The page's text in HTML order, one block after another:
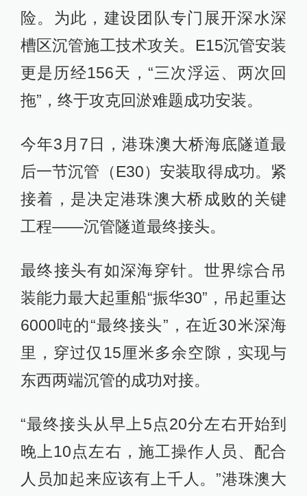
险。为此，建设团队专门展开深水深
槽区沉管施工技术攻关。E15沉管安装
更是历经156天，“三次浮运、两次回
拖”，终于攻克回淤难题成功安装。
今年3月7日，港珠澳大桥海底隧道最
后一节沉管（E30）安装取得成功。紧
接着，是决定港珠澳大桥成败的关键
工程——沉管隧道最终接头。
最终接头有如深海穿针。世界综合吊
装能力最大起重船“振华30”，吊起重达
6000吨的“最终接头”，在近30米深海
里，穿过仅15厘米多余空隙，实现与
东西两端沉管的成功对接。
“最终接头从早上5点20分左右开始到
晚上10点左右，施工操作人员、配合
人员加起来应该有上千人。”港珠澳大